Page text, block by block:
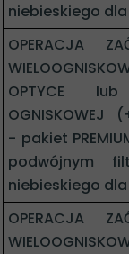
niebieskiego
OPERACJA
OPTYCE lub
OGNISKOWEJ
- pakiet
podwójnym
niebieskiego
OPERACJA